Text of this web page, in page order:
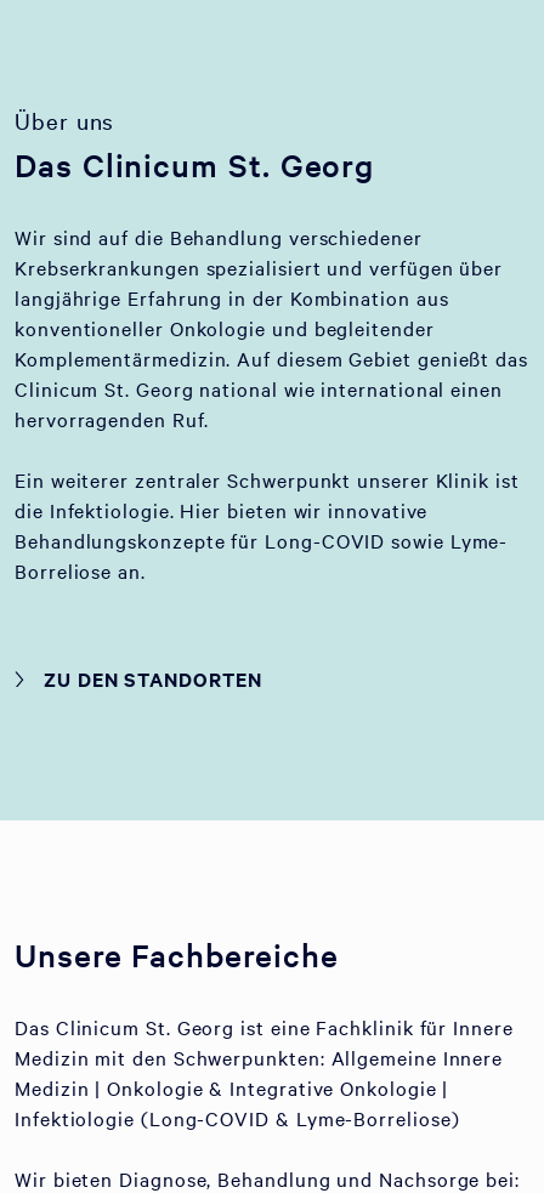
Über uns
Das Clinicum St. Georg
Wir sind auf die Behandlung verschiedener
Krebserkrankungen spezialisiert und verfügen über
langjährige Erfahrung in der Kombination aus
konventioneller Onkologie und begleitender
Komplementärmedizin. Auf diesem Gebiet genießt das
Clinicum St. Georg national wie international einen
hervorragenden Ruf.
Ein weiterer zentraler Schwerpunkt unserer Klinik ist
die Infektiologie. Hier bieten wir innovative
Behandlungskonzepte für Long-COVID sowie Lyme-
Borreliose an.
ZU DEN STANDORTEN
Unsere Fachbereiche
Das Clinicum St. Georg ist eine Fachklinik für Innere
Medizin mit den Schwerpunkten: Allgemeine Innere
Medizin | Onkologie & Integrative Onkologie |
Infektiologie (Long-COVID & Lyme-Borreliose)
Wir bieten Diagnose, Behandlung und Nachsorge bei: